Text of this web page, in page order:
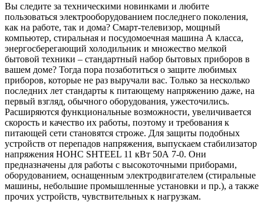
Вы следите за техническими новинками и любите
пользоваться электрооборудованием последнего поколения,
как на работе, так и дома? Смарт-телевизор, мощный
компьютер, стиральная и посудомоечная машина А класса,
энергосберегающий холодильник и множество мелкой
бытовой техники – стандартный набор бытовых приборов в
вашем доме? Тогда пора позаботиться о защите любимых
приборов, которые не раз выручали вас. Только за несколько
последних лет стандарты к питающему напряжению даже, на
первый взгляд, обычного оборудования, ужесточились.
Расширяются функциональные возможности, увеличивается
скорость и качество их работы, поэтому и требования к
питающей сети становятся строже. Для защиты подобных
устройств от перепадов напряжения, выпускаем стабилизатор
напряжения НОНС SHTEEL 11 кВт 50А 7-0. Они
предназначены для работы с высокоточными приборами,
оборудованием, оснащенным электродвигателем (стиральные
машины, небольшие промышленные установки и пр.), а также
прочих устройств, чувствительных к нагрузкам.